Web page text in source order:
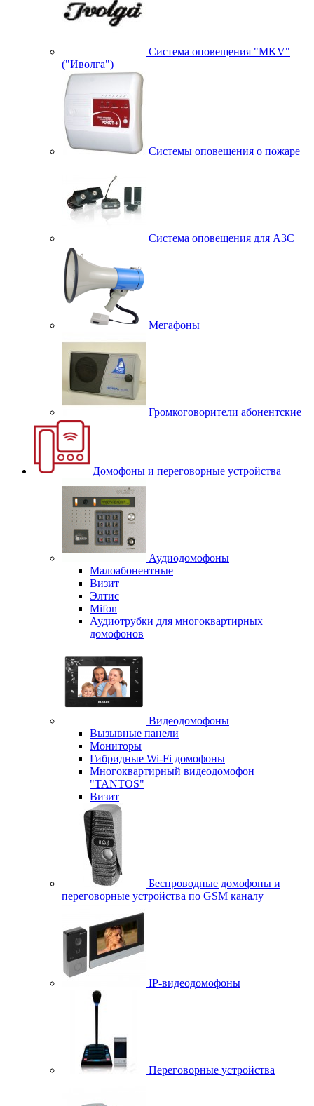
Система оповещения "MKV"
("Иволга")
Системы оповещения о пожаре
Система оповещения для АЗС
Мегафоны
Громкоговорители абонентские
Домофоны и переговорные устройства
Аудиодомофоны
Малоабонентные
Визит
Элтис
Mifon
Аудиотрубки для многоквартирных
домофонов
Видеодомофоны
Вызывные панели
Мониторы
Гибридные Wi-Fi домофоны
Многоквартирный видеодомофон
"TANTOS"
Визит
Беспроводные домофоны и
переговорные устройства по GSM каналу
IP-видеодомофоны
Переговорные устройства